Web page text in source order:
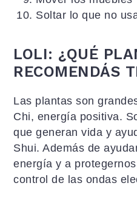
Soltar lo que no
LOLI: ¿QUÉ
RECOMENDÁS
Las plantas son
Chi, energía positiva.
que generan vida y
Shui. Además de
energía y a
control de las ondas